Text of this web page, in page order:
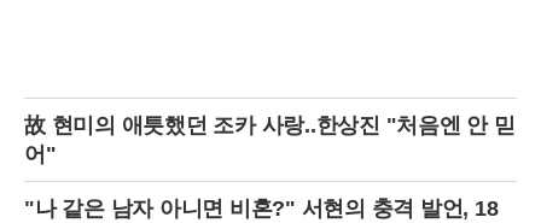
故 현미의 애틋했던 조카 사랑..한상진 "처음엔 안 믿
어"
"나 같은 남자 아니면 비혼?" 서현의 충격 발언, 18